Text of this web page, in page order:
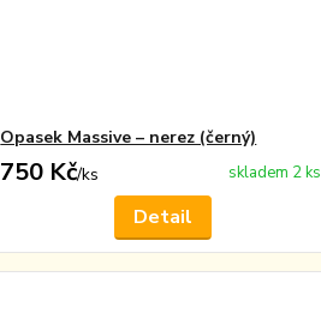
Opasek Massive – nerez (černý)
750 Kč/ks skladem 2 ks
Detail